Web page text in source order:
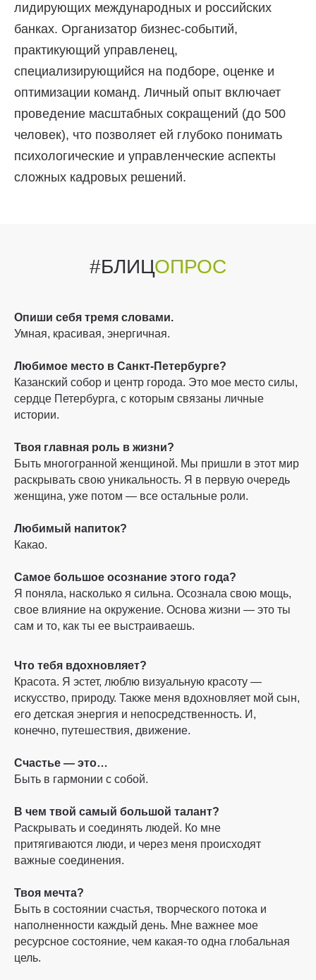
лидирующих международных и российских
банках. Организатор бизнес-событий,
практикующий управленец,
специализирующийся на подборе, оценке и
оптимизации команд. Личный опыт включает
проведение масштабных сокращений (до 500
человек), что позволяет ей глубоко понимать
психологические и управленческие аспекты
сложных кадровых решений.
#БЛИЦОПРОС
Опиши себя тремя словами.
Умная, красивая, энергичная.
Любимое место в Санкт-Петербурге?
Казанский собор и центр города. Это мое место силы,
сердце Петербурга, с которым связаны личные
истории.
Твоя главная роль в жизни?
Быть многогранной женщиной. Мы пришли в этот мир
раскрывать свою уникальность. Я в первую очередь
женщина, уже потом — все остальные роли.
Любимый напиток?
Какао.
Самое большое осознание этого года?
Я поняла, насколько я сильна. Осознала свою мощь,
свое влияние на окружение. Основа жизни — это ты
сам и то, как ты ее выстраиваешь.
Что тебя вдохновляет?
Красота. Я эстет, люблю визуальную красоту —
искусство, природу. Также меня вдохновляет мой сын,
его детская энергия и непосредственность. И,
конечно, путешествия, движение.
Счастье — это…
Быть в гармонии с собой.
В чем твой самый большой талант?
Раскрывать и соединять людей. Ко мне
притягиваются люди, и через меня происходят
важные соединения.
Твоя мечта?
Быть в состоянии счастья, творческого потока и
наполненности каждый день. Мне важнее мое
ресурсное состояние, чем какая-то одна глобальная
цель.